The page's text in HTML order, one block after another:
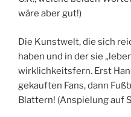
wäre aber gut!)
Die Kunstwelt, die sich
haben und in der sie
wirklichkeitsfern. Erst
gekauften Fans, dann
Blattern! (Anspielung auf